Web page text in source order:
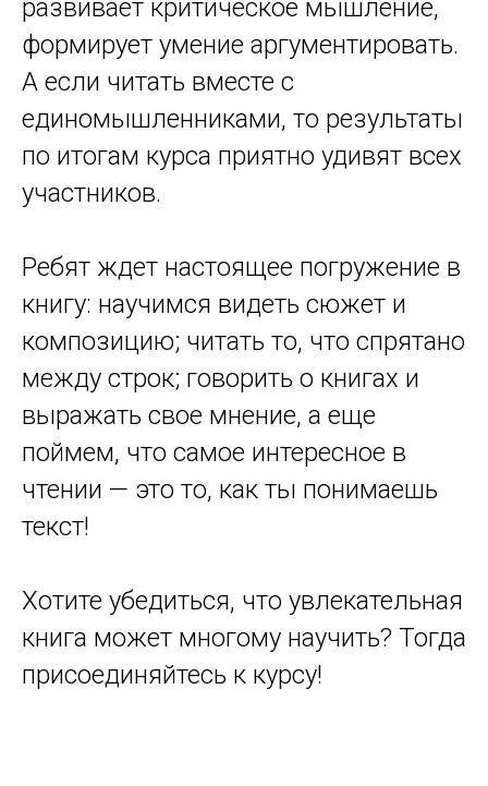
развивает критическое мышление,
формирует умение аргументировать.
А если читать вместе с
единомышленниками, то результаты
по итогам курса приятно удивят всех
участников.
Ребят ждет настоящее погружение в
книгу: научимся видеть сюжет и
композицию; читать то, что спрятано
между строк; говорить о книгах и
выражать свое мнение, а еще
поймем, что самое интересное в
чтении — это то, как ты понимаешь
текст!
Хотите убедиться, что увлекательная
книга может многому научить? Тогда
присоединяйтесь к курсу!